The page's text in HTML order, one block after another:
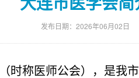
发布日期：2026年06月02日
时称医师公会），是我